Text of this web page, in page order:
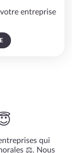
entreprise
qui
⚖️. Nous